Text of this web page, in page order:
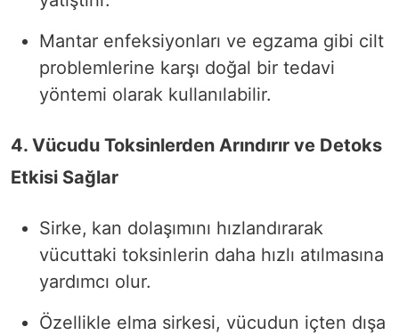
Mantar enfeksiyonları ve egzama gibi cilt
problemlerine karşı doğal bir tedavi
yöntemi olarak kullanılabilir.
4. Vücudu Toksinlerden Arındırır ve Detoks
Etkisi Sağlar
Sirke, kan dolaşımını hızlandırarak
vücuttaki toksinlerin daha hızlı atılmasına
yardımcı olur.
Özellikle elma sirkesi, vücudun içten dışa